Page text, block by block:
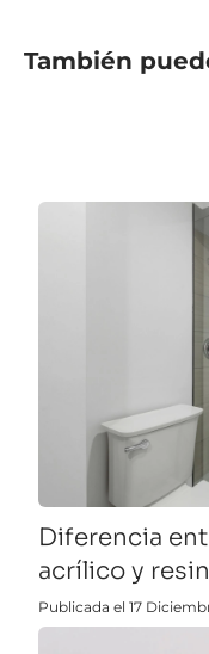
También
Diferencia
acrílico y
Publicada el 17